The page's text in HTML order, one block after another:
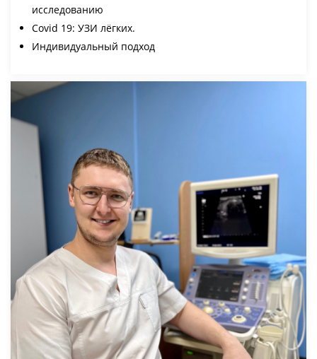
исследованию
Соvid 19: УЗИ лёгких.
Индивидуальный подход